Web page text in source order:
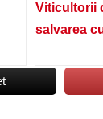
Viticultorii
salvarea